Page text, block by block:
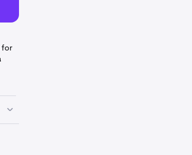
for